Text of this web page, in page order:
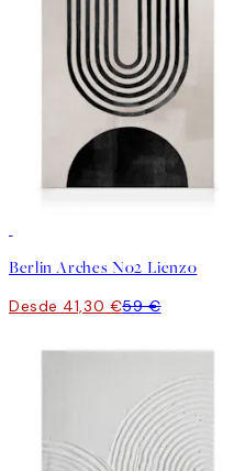
Berlin Arches No2 Lienzo
Desde 41,30 €59 €